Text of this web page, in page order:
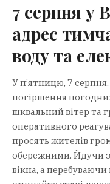
7 серпня у
адрес
воду та
У п’ятницю, 7
погіршення
шквальний вітер та
оперативного
просять жителів
обережними. Йдучи з
вікна, а перебуваючи